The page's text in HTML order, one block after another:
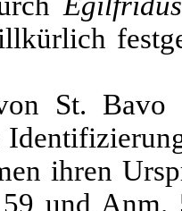
St. Bavo
ihren
und Anm.